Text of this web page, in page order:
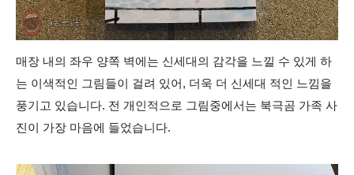
매장 내의 좌우 양쪽 벽에는 신세대의 감각을 느낄 수 있게 하
는 이색적인 그림들이 걸려 있어, 더욱 더 신세대 적인 느낌을
풍기고 있습니다. 전 개인적으로 그림중에서는 북극곰 가족 사
진이 가장 마음에 들었습니다.